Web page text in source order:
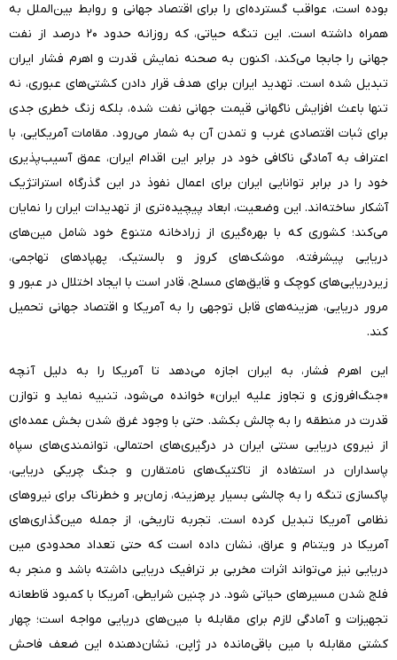
بوده است، عواقب گسترده‌ای را برای اقتصاد جهانی و روابط بین‌الملل به
همراه داشته است. این تنگه حیاتی، که روزانه حدود ۲۰ درصد از نفت
جهانی را جابجا می‌کند، اکنون به صحنه نمایش قدرت و اهرم فشار ایران
تبدیل شده است. تهدید ایران برای هدف قرار دادن کشتی‌های عبوری، نه
تنها باعث افزایش ناگهانی قیمت جهانی نفت شده، بلکه زنگ خطری جدی
برای ثبات اقتصادی غرب و تمدن آن به شمار می‌رود. مقامات آمریکایی، با
اعتراف به آمادگی ناکافی خود در برابر این اقدام ایران، عمق آسیب‌پذیری
خود را در برابر توانایی ایران برای اعمال نفوذ در این گذرگاه استراتژیک
آشکار ساخته‌اند. این وضعیت، ابعاد پیچیده‌تری از تهدیدات ایران را نمایان
می‌کند؛ کشوری که با بهره‌گیری از زرادخانه متنوع خود شامل مین‌های
دریایی پیشرفته، موشک‌های کروز و بالستیک، پهپادهای تهاجمی،
زیردریایی‌های کوچک و قایق‌های مسلح، قادر است با ایجاد اختلال در عبور و
مرور دریایی، هزینه‌های قابل توجهی را به آمریکا و اقتصاد جهانی تحمیل
کند.
این اهرم فشار، به ایران اجازه می‌دهد تا آمریکا را به دلیل آنچه
«جنگ‌افروزی و تجاوز علیه ایران» خوانده می‌شود، تنبیه نماید و توازن
قدرت در منطقه را به چالش بکشد. حتی با وجود غرق شدن بخش عمده‌ای
از نیروی دریایی سنتی ایران در درگیری‌های احتمالی، توانمندی‌های سپاه
پاسداران در استفاده از تاکتیک‌های نامتقارن و جنگ چریکی دریایی،
پاکسازی تنگه را به چالشی بسیار پرهزینه، زمان‌بر و خطرناک برای نیروهای
نظامی آمریکا تبدیل کرده است. تجربه تاریخی، از جمله مین‌گذاری‌های
آمریکا در ویتنام و عراق، نشان داده است که حتی تعداد محدودی مین
دریایی نیز می‌تواند اثرات مخربی بر ترافیک دریایی داشته باشد و منجر به
فلج شدن مسیرهای حیاتی شود. در چنین شرایطی، آمریکا با کمبود قاطعانه
تجهیزات و آمادگی لازم برای مقابله با مین‌های دریایی مواجه است؛ چهار
کشتی مقابله با مین باقی‌مانده در ژاپن، نشان‌دهنده این ضعف فاحش